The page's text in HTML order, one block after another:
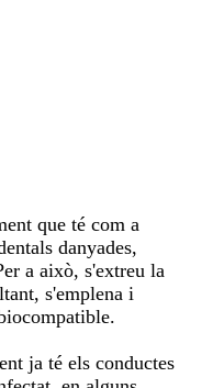
que té com a
danyades,
a això, s'extreu la
s'emplena i
ja té els conductes